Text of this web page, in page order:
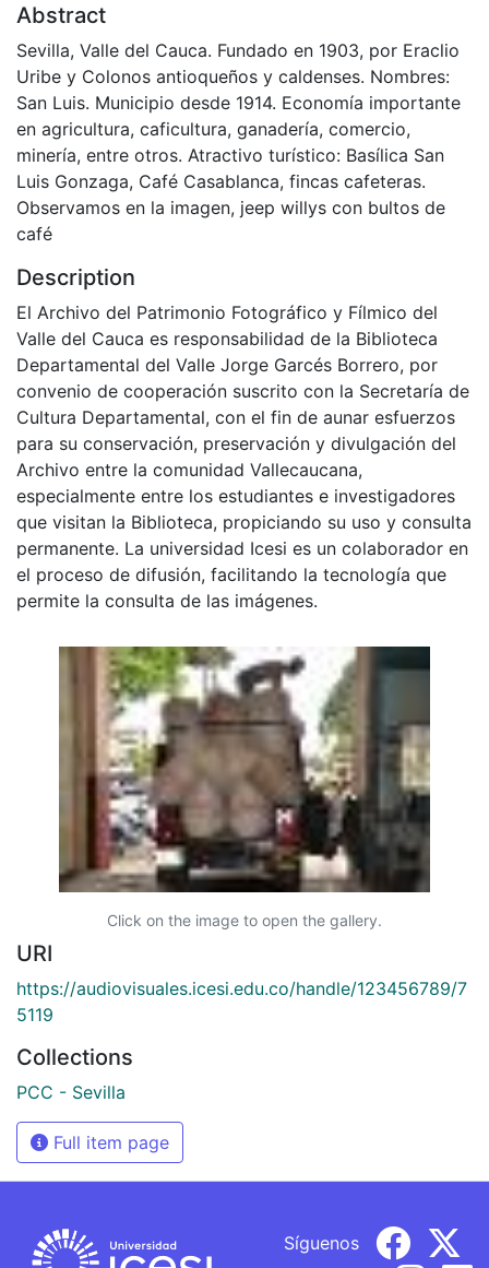
Abstract
Sevilla, Valle del Cauca. Fundado en 1903, por Eraclio
Uribe y Colonos antioqueños y caldenses. Nombres:
San Luis. Municipio desde 1914. Economía importante
en agricultura, caficultura, ganadería, comercio,
minería, entre otros. Atractivo turístico: Basílica San
Luis Gonzaga, Café Casablanca, fincas cafeteras.
Observamos en la imagen, jeep willys con bultos de
café
Description
El Archivo del Patrimonio Fotográfico y Fílmico del
Valle del Cauca es responsabilidad de la Biblioteca
Departamental del Valle Jorge Garcés Borrero, por
convenio de cooperación suscrito con la Secretaría de
Cultura Departamental, con el fin de aunar esfuerzos
para su conservación, preservación y divulgación del
Archivo entre la comunidad Vallecaucana,
especialmente entre los estudiantes e investigadores
que visitan la Biblioteca, propiciando su uso y consulta
permanente. La universidad Icesi es un colaborador en
el proceso de difusión, facilitando la tecnología que
permite la consulta de las imágenes.
Click on the image to open the gallery.
URI
https://audiovisuales.icesi.edu.co/handle/123456789/7
5119
Collections
PCC - Sevilla
Full item page
Síguenos